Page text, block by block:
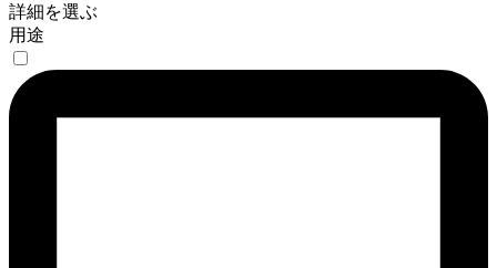
詳細を選ぶ
用途